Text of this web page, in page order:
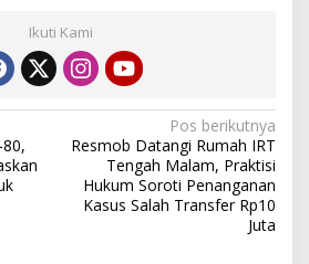
Ikuti Kami
Pos berikutnya
Resmob Datangi Rumah IRT
Tengah Malam, Praktisi
Hukum Soroti Penanganan
Kasus Salah Transfer Rp10
Juta